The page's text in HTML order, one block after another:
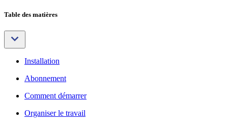
Table des matières
Installation
Abonnement
Comment démarrer
Organiser le travail